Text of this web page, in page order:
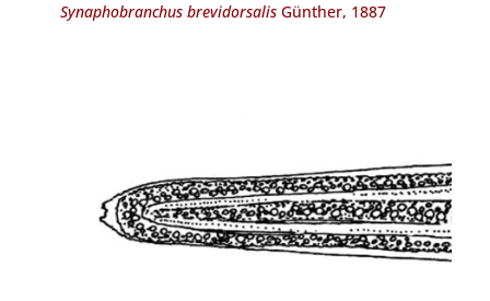
Synaphobranchus brevidorsalisGünther, 1887